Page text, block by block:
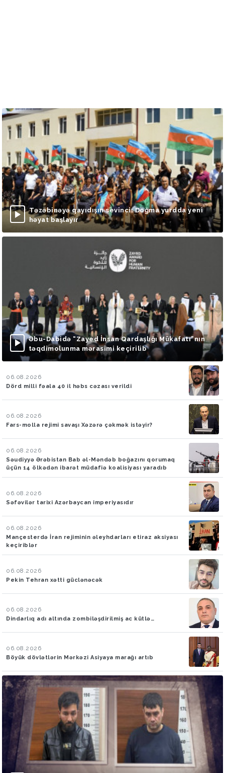
Təzəbinəyə qayıdışın sevinci: Doğma yurdda yeni
həyat başlayır
Əbu-Dabidə “Zayed İnsan Qardaşlığı Mükafatı”nın
təqdimolunma mərasimi keçirilib
06.08.2026
Dörd milli fəala 40 il həbs cəzası verildi
06.08.2026
Fars-molla rejimi savaşı Xəzərə çəkmək istəyir?
06.08.2026
Səudiyyə Ərəbistan Bab əl-Məndəb boğazını qorumaq
üçün 14 ölkədən ibarət müdafiə koalisiyası yaradıb
06.08.2026
Səfəvilər tarixi Azərbaycan imperiyasıdır
06.08.2026
Mançesterdə İran rejiminin əleyhdarları etiraz aksiyası
keçiriblər
06.08.2026
Pekin Tehran xətti güclənəcək
06.08.2026
Dindarlıq adı altında zombiləşdirilmiş ac kütlə…
06.08.2026
Böyük dövlətlərin Mərkəzi Asiyaya marağı artıb